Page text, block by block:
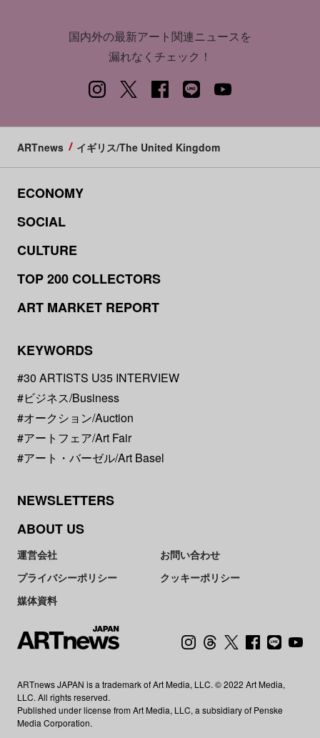
国内外の最新アート関連ニュースを
漏れなくチェック！
ARTnews イギリス/The United Kingdom
ECONOMY
SOCIAL
CULTURE
TOP 200 COLLECTORS
ART MARKET REPORT
KEYWORDS
#30 ARTISTS U35 INTERVIEW
#ビジネス/Business
#オークション/Auction
#アートフェア/Art Fair
#アート・バーゼル/Art Basel
NEWSLETTERS
ABOUT US
運営会社
お問い合わせ
プライバシーポリシー
クッキーポリシー
媒体資料
ARTnews JAPAN is a trademark of Art Media, LLC. © 2022 Art Media,
LLC. All rights reserved.
Published under license from Art Media, LLC, a subsidiary of Penske
Media Corporation.